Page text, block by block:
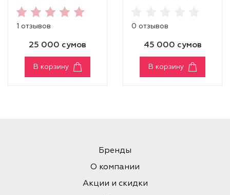
Centella Watergel
Sheet Ampoule
1 отзывов
25 000 сумов
В корзину
0 отзывов
45 000 сумов
В корзину
Бренды
О компании
Акции и скидки